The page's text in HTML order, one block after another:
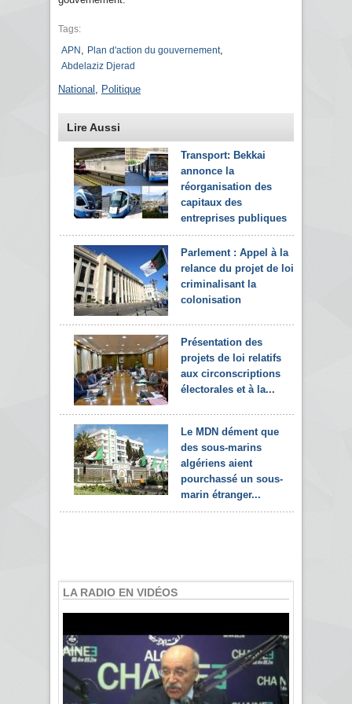
Tags:
APN
Plan d'action du gouvernement,
Abdelaziz Djerad
National Politique
Lire Aussi
Transport: Bekkai
annonce la
réorganisation des
capitaux des
entreprises publiques
Parlement : Appel à la
relance du projet de loi
criminalisant la
colonisation
Présentation des
projets de loi relatifs
aux circonscriptions
électorales et à la...
Le MDN dément que
des sous-marins
algériens aient
pourchassé un sous-
marin étranger...
LA RADIO EN VIDÉOS